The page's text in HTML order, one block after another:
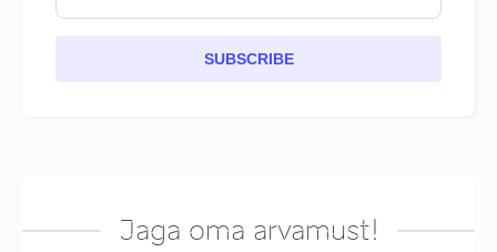
SUBSCRIBE
Jaga oma arvamust!